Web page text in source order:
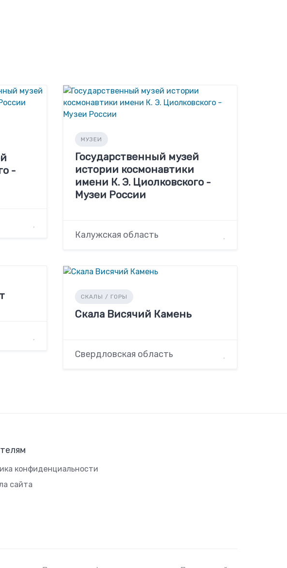
-
МУЗЕИ
Государственный музей
истории космонавтики
имени К. Э. Циолковского -
Музеи России
Калужская область
СКАЛЫ / ГОРЫ
Скала Висячий Камень
Свердловская область
конфиденциальности
сайта